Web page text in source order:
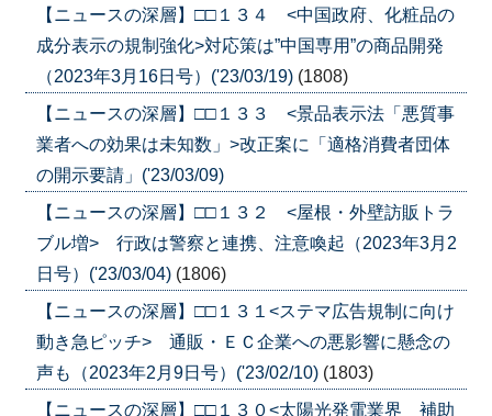
【ニュースの深層】□□１３４ <中国政府、化粧品の
成分表示の規制強化>対応策は”中国専用”の商品開発
（2023年3月16日号）('23/03/19) (1808)
【ニュースの深層】□□１３３ <景品表示法「悪質事
業者への効果は未知数」>改正案に「適格消費者団体
の開示要請」('23/03/09)
【ニュースの深層】□□１３２ <屋根・外壁訪販トラ
ブル増> 行政は警察と連携、注意喚起（2023年3月2
日号）('23/03/04) (1806)
【ニュースの深層】□□１３１<ステマ広告規制に向け
動き急ピッチ> 通販・ＥＣ企業への悪影響に懸念の
声も（2023年2月9日号）('23/02/10) (1803)
【ニュースの深層】□□１３０<太陽光発電業界 補助